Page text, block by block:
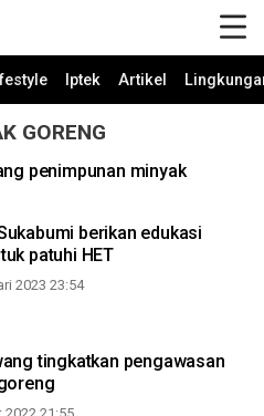
Iptek Artikel
GORENG
penimpunan minyak
berikan edukasi
patuhi HET
2023 23:54
tingkatkan pengawasan